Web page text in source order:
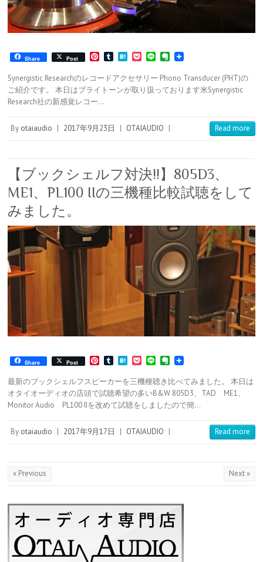
Share Post
P
n
t
e
r
s
t
T
m
b
H
t
e
n
P
c
k
e
L
n
E
e
r
n
Synergistic Researchのレコードアクセサリー Phono Transducer (PHT)の
ご紹介です。 本日はブライトーンが取り扱っております米Synergistic
Research社の新感覚レコー…
By otaiaudio | 2017年9月23日 | OTAIAUDIO | Read more
【ブックシェルフ対決!!】805D3、
ME1、PL100 IIの三機種比較試聴をして
みました。
Share Post
P
n
t
e
r
s
t
T
m
b
l
r
H
t
e
n
a
P
c
k
e
t
L
n
e
E
e
r
n
o
最新のブックシェルフスピーカーを三機種聴き比べてみました。 本日は
オタイオーディオの店頭で試聴希望の多いB&W 805D3、TAD ME1、
Monitor Audio PL100 IIを改めて試聴をしましたので簡…
By otaiaudio | 2017年9月17日 | OTAIAUDIO | Read more
« Previous Next »